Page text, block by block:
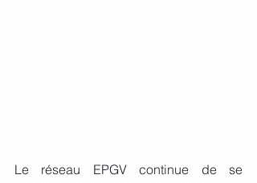
Le réseau EPGV continue de se